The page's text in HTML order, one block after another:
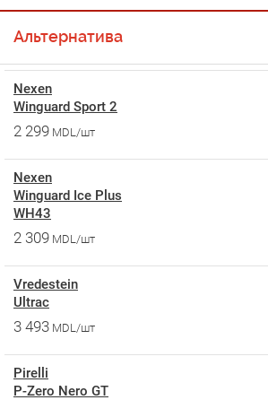
Альтернатива
Nexen
Winguard Sport 2
2 299 MDL/шт
Nexen
Winguard Ice Plus
WH43
2 309 MDL/шт
Vredestein
Ultrac
3 493 MDL/шт
Pirelli
P-Zero Nero GT